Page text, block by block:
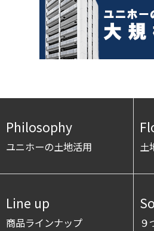
Philosophy
ユニホーの土地活用 土
Line up
商品ラインナップ ９